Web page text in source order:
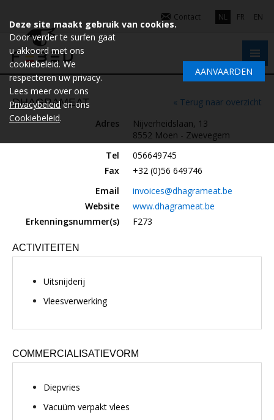
Contact NL FR EN
« Terug naar overzicht
DHAGRAMEAT
Adres
Nijverheidslaan, 13
8552 Moen - Zwevegem
Tel
056649745
Fax
+32 (0)56 649746
Email
invoices@dhagrameat.be
Website
www.dhagrameat.be
Erkenningsnummer(s)
F273
ACTIVITEITEN
Uitsnijderij
Vleesverwerking
COMMERCIALISATIEVORM
Diepvries
Vacuüm verpakt vlees
Deze site maakt gebruik van cookies.
Door verder te surfen gaat
u akkoord met ons
cookiebeleid. We
respecteren uw privacy.
Lees meer over ons
Privacybeleiden ons
Cookiebeleid.
AANVAARDEN